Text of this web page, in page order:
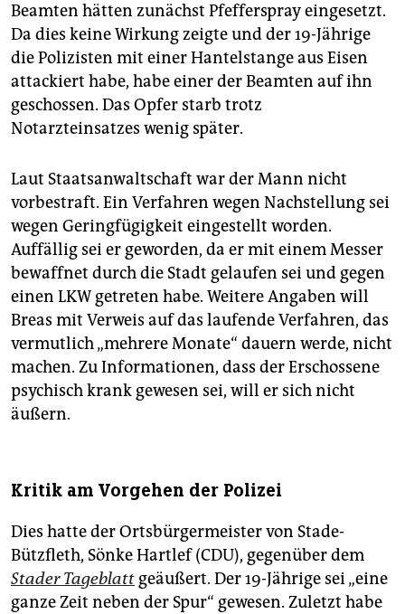
Beamten hätten zunächst Pfefferspray eingesetzt.
Da dies keine Wirkung zeigte und der 19-Jährige
die Polizisten mit einer Hantelstange aus Eisen
attackiert habe, habe einer der Beamten auf ihn
geschossen. Das Opfer starb trotz
Notarzteinsatzes wenig später.
Laut Staatsanwaltschaft war der Mann nicht
vorbestraft. Ein Verfahren wegen Nachstellung sei
wegen Geringfügigkeit eingestellt worden.
Auffällig sei er geworden, da er mit einem Messer
bewaffnet durch die Stadt gelaufen sei und gegen
einen LKW getreten habe. Weitere Angaben will
Breas mit Verweis auf das laufende Verfahren, das
vermutlich „mehrere Monate“ dauern werde, nicht
machen. Zu Informationen, dass der Erschossene
psychisch krank gewesen sei, will er sich nicht
äußern.
Kritik am Vorgehen der Polizei
Dies hatte der Ortsbürgermeister von Stade-
Bützfleth, Sönke Hartlef (CDU), gegenüber dem
Stader Tageblatt geäußert. Der 19-Jährige sei „eine
ganze Zeit neben der Spur“ gewesen. Zuletzt habe